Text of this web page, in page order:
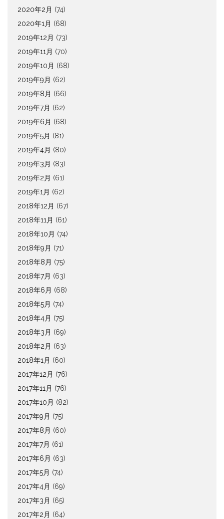
2020年2月 (74)
2020年1月 (68)
2019年12月 (73)
2019年11月 (70)
2019年10月 (68)
2019年9月 (62)
2019年8月 (66)
2019年7月 (62)
2019年6月 (68)
2019年5月 (81)
2019年4月 (80)
2019年3月 (83)
2019年2月 (61)
2019年1月 (62)
2018年12月 (67)
2018年11月 (61)
2018年10月 (74)
2018年9月 (71)
2018年8月 (75)
2018年7月 (63)
2018年6月 (68)
2018年5月 (74)
2018年4月 (75)
2018年3月 (69)
2018年2月 (63)
2018年1月 (60)
2017年12月 (76)
2017年11月 (76)
2017年10月 (82)
2017年9月 (75)
2017年8月 (60)
2017年7月 (61)
2017年6月 (63)
2017年5月 (74)
2017年4月 (69)
2017年3月 (65)
2017年2月 (64)